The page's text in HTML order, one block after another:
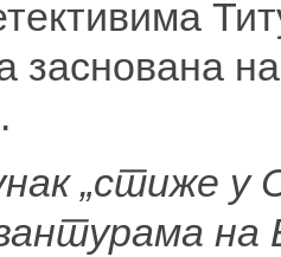
заснована
„стиже у
на